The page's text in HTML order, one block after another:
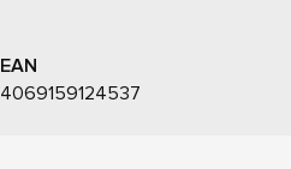
EAN
4069159124537